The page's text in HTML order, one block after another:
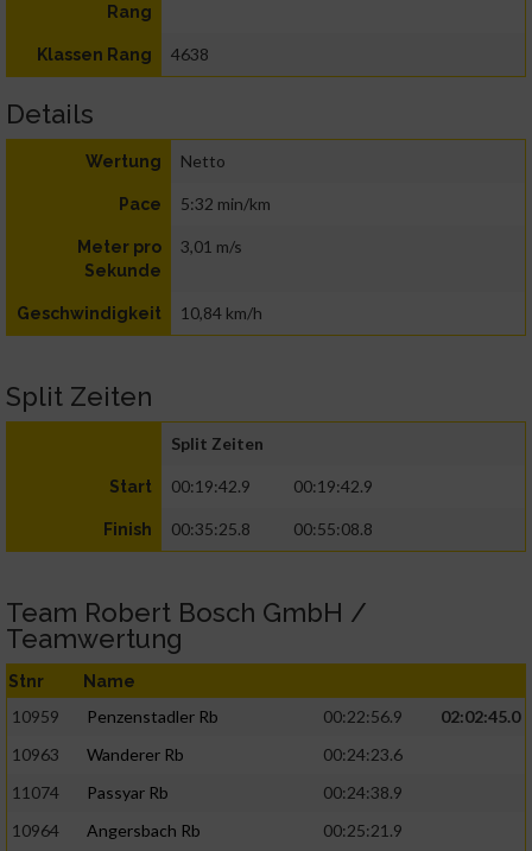
Rang
Klassen Rang 4638
Details
Wertung Netto
Pace 5:32 min/km
Meter pro
Sekunde
3,01 m/s
Geschwindigkeit 10,84 km/h
Split Zeiten
Split Zeiten
Start 00:19:42.9 00:19:42.9
Finish 00:35:25.8 00:55:08.8
Team Robert Bosch GmbH /
Teamwertung
Stnr Name
10959 Penzenstadler Rb 00:22:56.9
02:02:45.0
10963
Wanderer Rb
00:24:23.6
11074
Passyar Rb
00:24:38.9
10964
Angersbach Rb
00:25:21.9